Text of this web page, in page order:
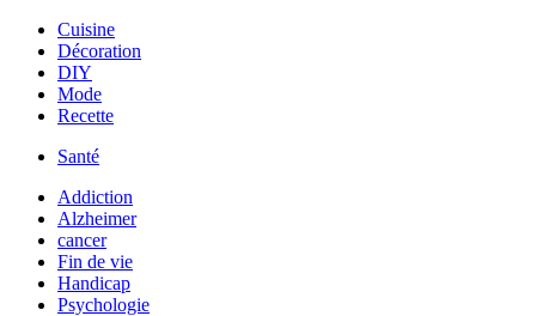
Cuisine
Décoration
DIY
Mode
Recette
Santé
Addiction
Alzheimer
cancer
Fin de vie
Handicap
Psychologie